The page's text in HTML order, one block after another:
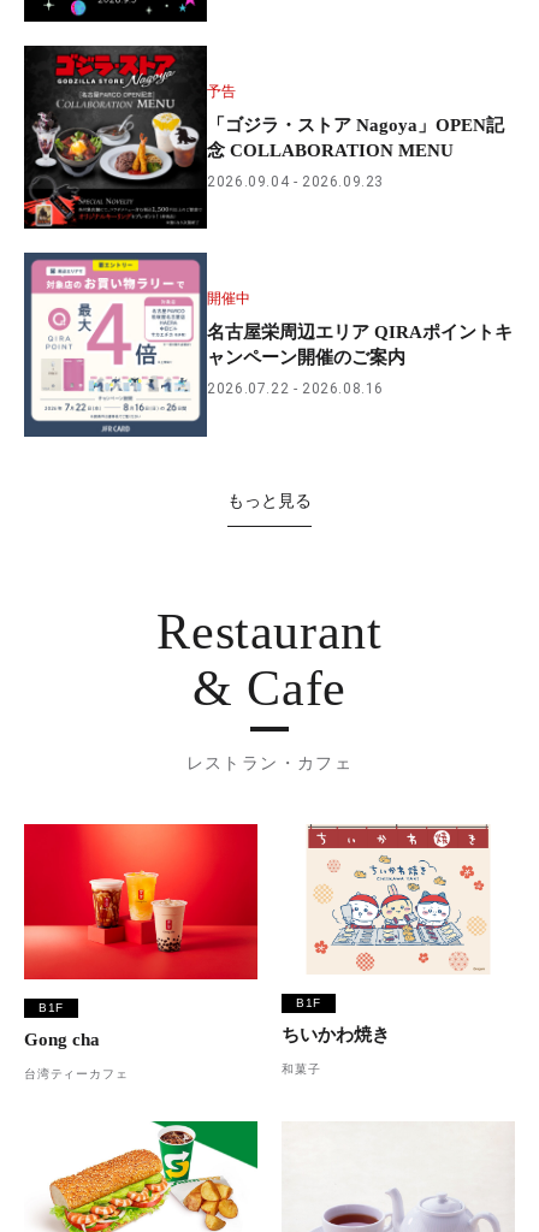
予告
「ゴジラ・ストア Nagoya」OPEN記
念 COLLABORATION MENU
2026.09.04 2026.09.23
開催中
名古屋栄周辺エリア QIRAポイントキ
ャンペーン開催のご案内
2026.07.22 2026.08.16
もっと見る
Restaurant
& Cafe
レストラン・カフェ
B1F
Gong cha
台湾ティーカフェ
B1F
ちいかわ焼き
和菓子